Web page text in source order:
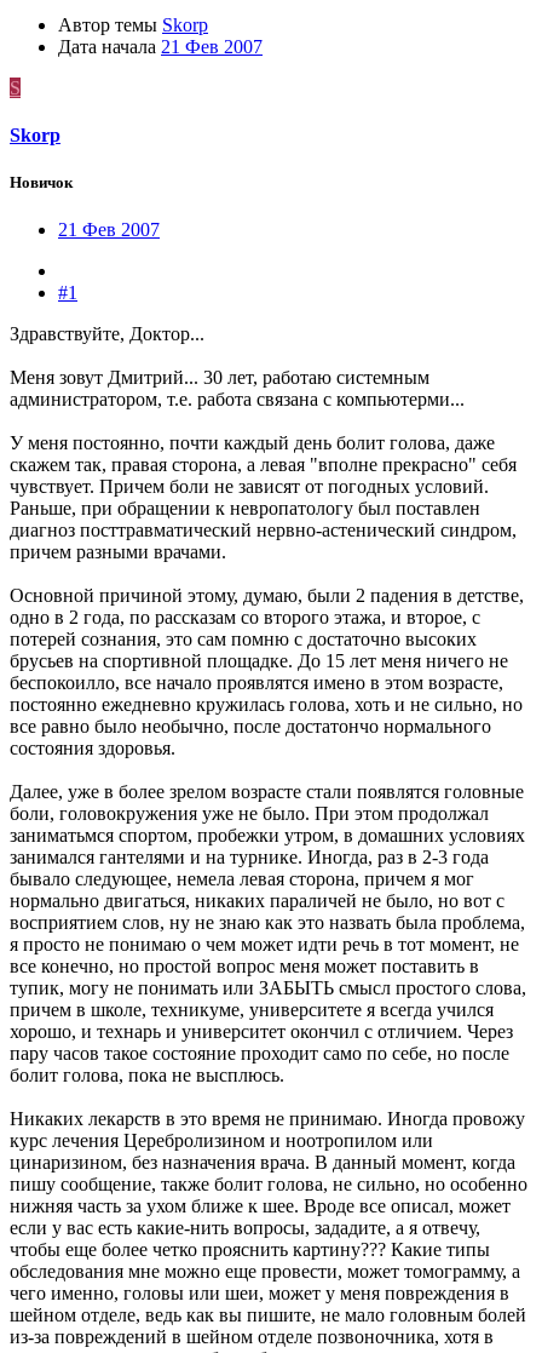
Автор темы Skorp
Дата начала 21 Фев 2007
S
Skorp
Новичок
21 Фев 2007
#1
Здравствуйте, Доктор...
Меня зовут Дмитрий... 30 лет, работаю системным
администратором, т.е. работа связана с компьютерми...
У меня постоянно, почти каждый день болит голова, даже
скажем так, правая сторона, а левая "вполне прекрасно" себя
чувствует. Причем боли не зависят от погодных условий.
Раньше, при обращении к невропатологу был поставлен
диагноз посттравматический нервно-астенический синдром,
причем разными врачами.
Основной причиной этому, думаю, были 2 падения в детстве,
одно в 2 года, по рассказам со второго этажа, и второе, с
потерей сознания, это сам помню с достаточно высоких
брусьев на спортивной площадке. До 15 лет меня ничего не
беспокоилло, все начало проявлятся имено в этом возрасте,
постоянно ежедневно кружилась голова, хоть и не сильно, но
все равно было необычно, после достатончо нормального
состояния здоровья.
Далее, уже в более зрелом возрасте стали появлятся головные
боли, головокружения уже не было. При этом продолжал
заниматьмся спортом, пробежки утром, в домашних условиях
занимался гантелями и на турнике. Иногда, раз в 2-3 года
бывало следующее, немела левая сторона, причем я мог
нормально двигаться, никаких параличей не было, но вот с
восприятием слов, ну не знаю как это назвать была проблема,
я просто не понимаю о чем может идти речь в тот момент, не
все конечно, но простой вопрос меня может поставить в
тупик, могу не понимать или ЗАБЫТЬ смысл простого слова,
причем в школе, техникуме, университете я всегда учился
хорошо, и технарь и университет окончил с отличием. Через
пару часов такое состояние проходит само по себе, но после
болит голова, пока не высплюсь.
Никаких лекарств в это время не принимаю. Иногда провожу
курс лечения Церебролизином и ноотропилом или
цинаризином, без назначения врача. В данный момент, когда
пишу сообщение, также болит голова, не сильно, но особенно
нижняя часть за ухом ближе к шее. Вроде все описал, может
если у вас есть какие-нить вопросы, зададите, а я отвечу,
чтобы еще более четко прояснить картину??? Какие типы
обследования мне можно еще провести, может томограмму, а
чего именно, головы или шеи, может у меня повреждения в
шейном отделе, ведь как вы пишите, не мало головным болей
из-за повреждений в шейном отделе позвоночника, хотя в